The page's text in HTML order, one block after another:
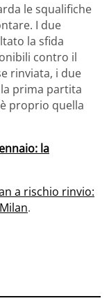
le squalifiche
I due
la sfida
contro il
rinviata, i due
prima partita
proprio quella
la
a rischio rinvio:
.